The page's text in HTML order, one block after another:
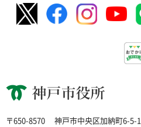
神戸市役所
〒650-8570 神戸市中央区加納町6-5-1